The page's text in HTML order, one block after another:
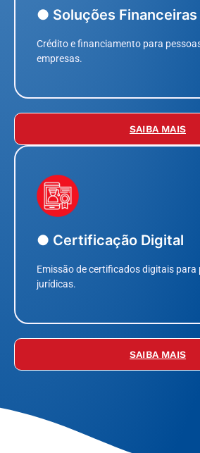
● Soluções Financeiras
Crédito e financiamento para
empresas.
SAIBA MAIS
● Certificação Digital
Emissão de certificados digitais para
jurídicas.
SAIBA MAIS